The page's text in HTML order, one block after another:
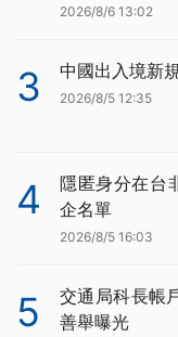
2026/8/6 13:02
3 中國出入境新
2026/8/5 12:35
4
隱匿身分在台
企名單
2026/8/5 16:03
5
交通局科長帳
善舉曝光